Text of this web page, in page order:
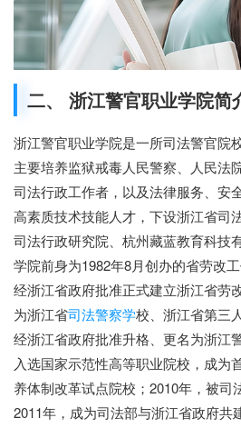
二、 浙江警官职业学院简
浙江警官职业学院是一所司法警官院
主要培养监狱戒毒人民警察、人民法
司法行政工作者，以及法律服务、安
高素质技术技能人才，下设浙江省司
司法行政研究院、杭州藏蓝教育科技
学院前身为1982年8月创办的省劳改
经浙江省政府批准正式建立浙江省劳
为浙江省司法警察学校、浙江省第三
经浙江省政府批准升格、更名为浙江
入选国家示范性高等职业院校，成为
养体制改革试点院校；2010年，被司
2011年，成为司法部与浙江省政府共